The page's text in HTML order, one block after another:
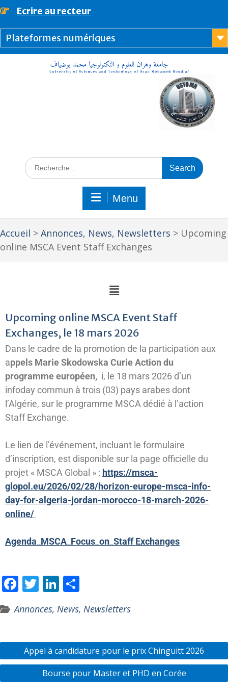
principal
Ecrire au recteur
Plateformes numériques
Menu
Accueil > Annonces, News, Newsletters > Upcoming
online MSCA Event Staff Exchanges
Upcoming online MSCA Event Staff
Exchanges, le 18 mars 2026
Dans le cadre de la promotion de la participation aux
appels Marie Skodowska Curie Action du
programme européen, i, le 18 mars 2026 d’un
infoday commun à trois (03) pays arabes dont
l’Algérie, sur le programme MSCA dédié à l’action
Staff Exchange.
Le lien de l’événement, incluant le formulaire
d’inscription, est disponible sur la page officielle du
projet « MSCA Global » : https://msca-
glopol.eu/2026/02/28/horizon-europe-msca-info-
day-for-algeria-jordan-morocco-18-march-2026-
online/
Agenda_MSCA_Focus_on_Staff Exchanges
F
e
b
o
o
k
T
itt
er
Li
k
e
dI
n
ta
g
er
Annonces, News, Newsletters
Appel à candidature pour le prix Chinguitt 2026
Bourse pour Master et PHD en Corée